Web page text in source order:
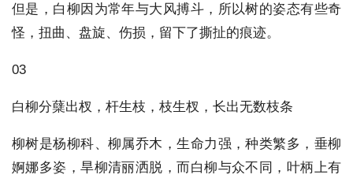
但是，白柳因为常年与大风搏斗，所以树的姿态有些奇
怪，扭曲、盘旋、伤损，留下了撕扯的痕迹。
03
白柳分蘖出杈，杆生枝，枝生杈，长出无数枝条
柳树是杨柳科、柳属乔木，生命力强，种类繁多，垂柳
婀娜多姿，旱柳清丽洒脱，而白柳与众不同，叶柄上有